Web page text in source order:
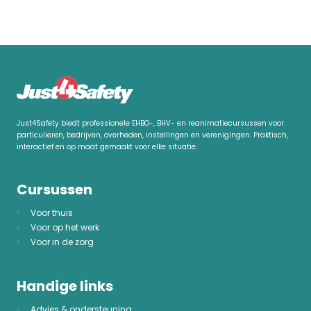
Just4Safety biedt professionele EHBO-, BHV- en reanimatiecursussen voor
particulieren, bedrijven, overheden, instellingen en verenigingen. Praktisch,
interactief en op maat gemaakt voor elke situatie.
Cursussen
Voor thuis
Voor op het werk
Voor in de zorg
Handige links